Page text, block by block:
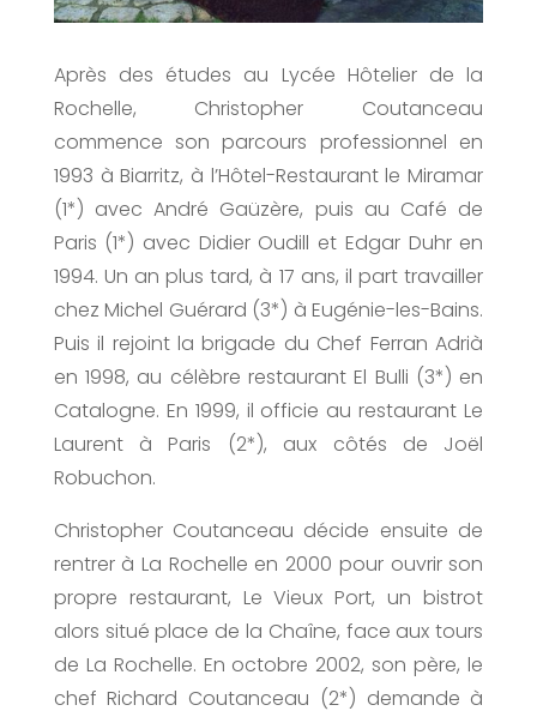
Après des études au Lycée Hôtelier de la
Rochelle, Christopher Coutanceau
commence son parcours professionnel en
1993 à Biarritz, à l’Hôtel-Restaurant le Miramar
(1*) avec André Gaüzère, puis au Café de
Paris (1*) avec Didier Oudill et Edgar Duhr en
1994. Un an plus tard, à 17 ans, il part travailler
chez Michel Guérard (3*) à Eugénie-les-Bains.
Puis il rejoint la brigade du Chef Ferran Adrià
en 1998, au célèbre restaurant El Bulli (3*) en
Catalogne. En 1999, il officie au restaurant Le
Laurent à Paris (2*), aux côtés de Joël
Robuchon.
Christopher Coutanceau décide ensuite de
rentrer à La Rochelle en 2000 pour ouvrir son
propre restaurant, Le Vieux Port, un bistrot
alors situé place de la Chaîne, face aux tours
de La Rochelle. En octobre 2002, son père, le
chef Richard Coutanceau (2*) demande à